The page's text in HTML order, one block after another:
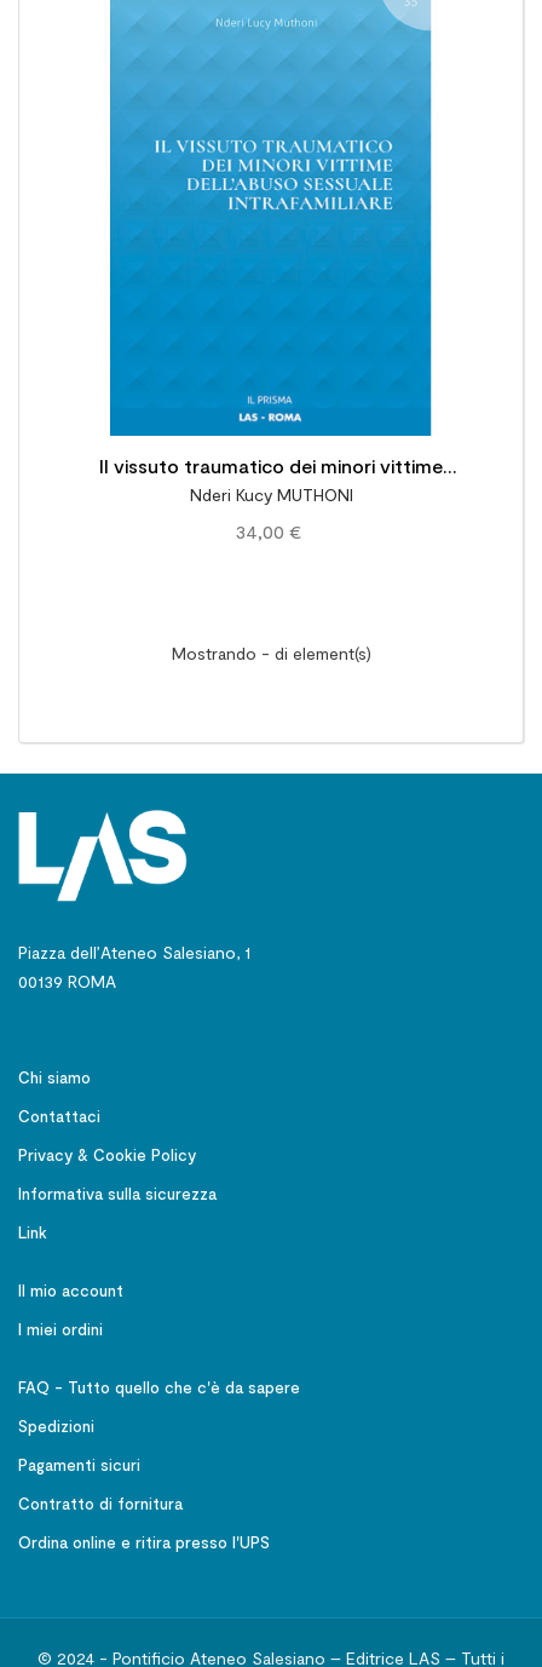
Il vissuto traumatico dei minori vittime
dell'abuso sessuale intrafamiliare
Nderi Kucy MUTHONI
34,00 €
Mostrando - di element(s)
Piazza dell’Ateneo Salesiano, 1
00139 ROMA
Chi siamo
Contattaci
Privacy & Cookie Policy
Informativa sulla sicurezza
Link
Il mio account
I miei ordini
FAQ - Tutto quello che c'è da sapere
Spedizioni
Pagamenti sicuri
Contratto di fornitura
Ordina online e ritira presso l'UPS
© 2024 - Pontificio Ateneo Salesiano – Editrice LAS – Tutti i